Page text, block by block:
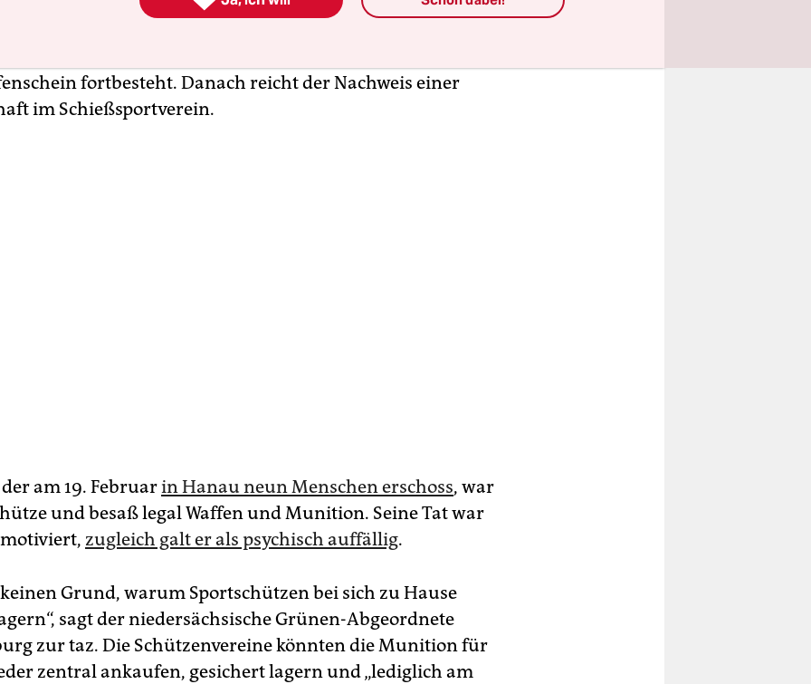
fortbesteht. Danach reicht der Nachweis einer
im Schießsportverein.
am 19. Februarin Hanau neun Menschen erschoss, war
und besaß legal Waffen und Munition. Seine Tat war
zugleich galt er als psychisch auffällig.
keinen Grund, warum Sportschützen bei sich zu Hause
sagt der niedersächsische Grünen-Abgeordnete
zur taz. Die Schützenvereine könnten die Munition für
zen­tral ankaufen, gesichert lagern und „lediglich am